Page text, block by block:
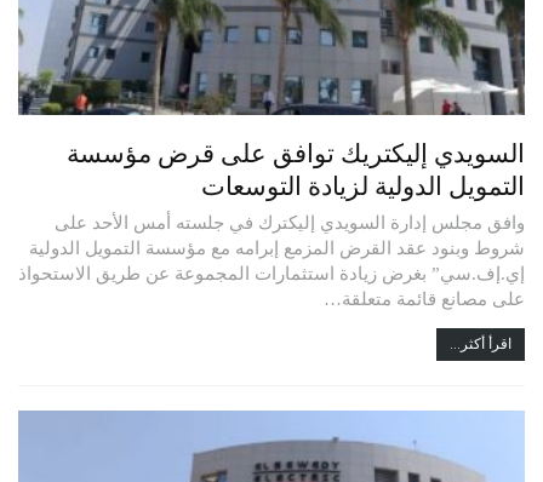
السويدي إليكتريك توافق على قرض مؤسسة
التمويل الدولية لزيادة التوسعات
وافق مجلس إدارة السويدي إليكترك في جلسته أمس الأحد على
شروط وبنود عقد القرض المزمع إبرامه مع مؤسسة التمويل الدولية
إي.إف.سي” بغرض زيادة استثمارات المجموعة عن طريق الاستحواذ
على مصانع قائمة متعلقة…
اقرأ أكثر...